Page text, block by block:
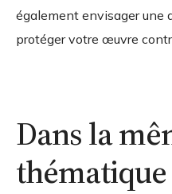
également envisager une
protéger votre œuvre
Dans la
thématique